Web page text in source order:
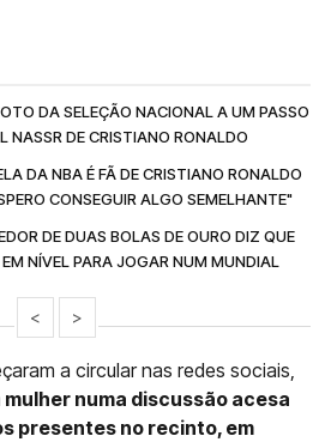
DA SELEÇÃO NACIONAL A UM PASSO
NASSR DE CRISTIANO RONALDO
DA NBA É FÃ DE CRISTIANO RONALDO
CONSEGUIR ALGO SEMELHANTE"
DE DUAS BOLAS DE OURO DIZ QUE
NÍVEL PARA JOGAR NUM MUNDIAL
< >
a circular nas redes sociais,
numa discussão acesa
presentes no recinto, em